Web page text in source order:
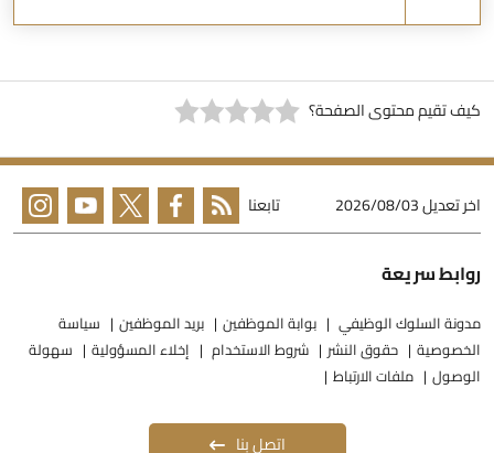
كيف تقيم محتوى الصفحة؟
اخر تعديل2026/08/03 تابعنا
روابط سريعة
مدونة السلوك الوظيفي بوابة الموظفين بريد الموظفين
سياسة
الخصوصية
حقوق النشر شروط الاستخدام إخلاء المسؤولية
سهولة
الوصول
ملفات الارتباط
اتصل بنا